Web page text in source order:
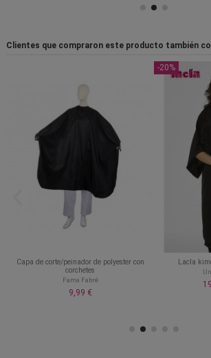
Clientes que compraron este producto también
Capa de corte/peinador de polyester con
corchetes
Fama Fabré
9,99 €
-20%
Lacla